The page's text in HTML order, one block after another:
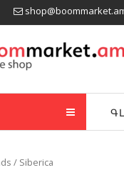
/ Siberica